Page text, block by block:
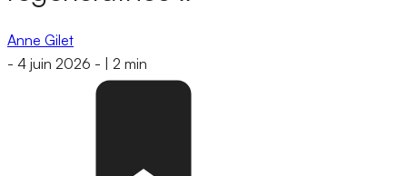
Anne Gilet
- 4 juin 2026 - 2 min